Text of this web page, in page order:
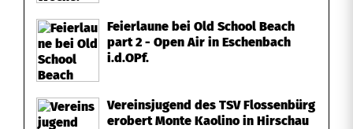
Feierlaune bei Old School Beach
part 2 - Open Air in Eschenbach
i.d.OPf.
Vereinsjugend des TSV Flossenbürg
erobert Monte Kaolino in Hirschau